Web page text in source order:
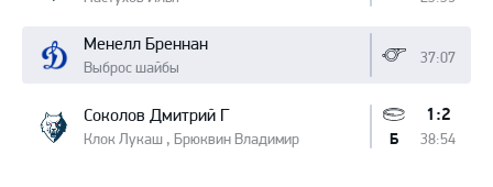
Менелл Бреннан
Выброс шайбы
37:07
Соколов Дмитрий Г
Клок Лукаш , Брюквин Владимир
1:2
38:54
Б